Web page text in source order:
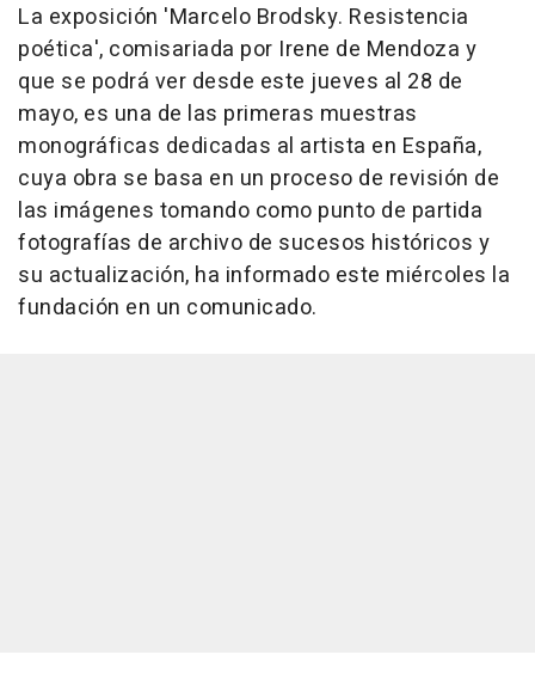
La exposición 'Marcelo Brodsky. Resistencia
poética', comisariada por Irene de Mendoza y
que se podrá ver desde este jueves al 28 de
mayo, es una de las primeras muestras
monográficas dedicadas al artista en España,
cuya obra se basa en un proceso de revisión de
las imágenes tomando como punto de partida
fotografías de archivo de sucesos históricos y
su actualización, ha informado este miércoles la
fundación en un comunicado.